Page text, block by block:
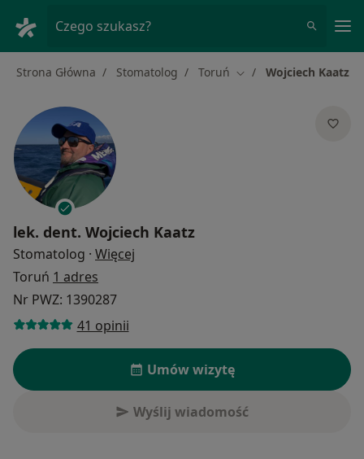
Czego szukasz?
Strona Główna Stomatolog Toruń Zmień miasto
Wojciech Kaatz
lek. dent. Wojciech Kaatz
Stomatolog · Więcej
Toruń 1 adres
Nr PWZ: 1390287
41 opinii
Umów wizytę
Wyślij wiadomość